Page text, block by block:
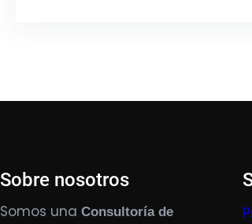
Sobre nosotros
Somos una Consultoría de